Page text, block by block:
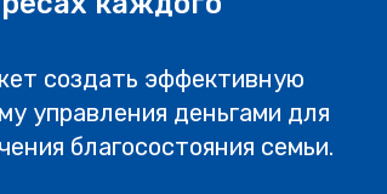
создать эффективную
управления деньгами для
благосостояния семьи.